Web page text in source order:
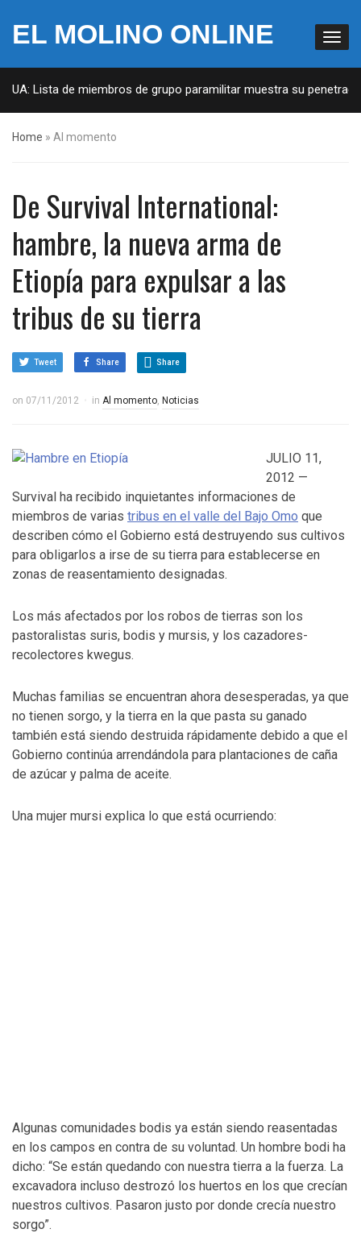
EL MOLINO ONLINE
Lista de miembros de grupo paramilitar muestra su penetración
Home » Al momento
De Survival International:
hambre, la nueva arma de
Etiopía para expulsar a las
tribus de su tierra
Tweet Share Share
on 07/11/2012 in Al momento, Noticias
JULIO 11,
2012 —
Survival ha recibido inquietantes informaciones de
miembros de varias tribus en el valle del Bajo Omo que
describen cómo el Gobierno está destruyendo sus cultivos
para obligarlos a irse de su tierra para establecerse en
zonas de reasentamiento designadas.
Los más afectados por los robos de tierras son los
pastoralistas suris, bodis y mursis, y los cazadores-
recolectores kwegus.
Muchas familias se encuentran ahora desesperadas, ya que
no tienen sorgo, y la tierra en la que pasta su ganado
también está siendo destruida rápidamente debido a que el
Gobierno continúa arrendándola para plantaciones de caña
de azúcar y palma de aceite.
Una mujer mursi explica lo que está ocurriendo:
Algunas comunidades bodis ya están siendo reasentadas
en los campos en contra de su voluntad. Un hombre bodi ha
dicho: “Se están quedando con nuestra tierra a la fuerza. La
excavadora incluso destrozó los huertos en los que crecían
nuestros cultivos. Pasaron justo por donde crecía nuestro
sorgo”.